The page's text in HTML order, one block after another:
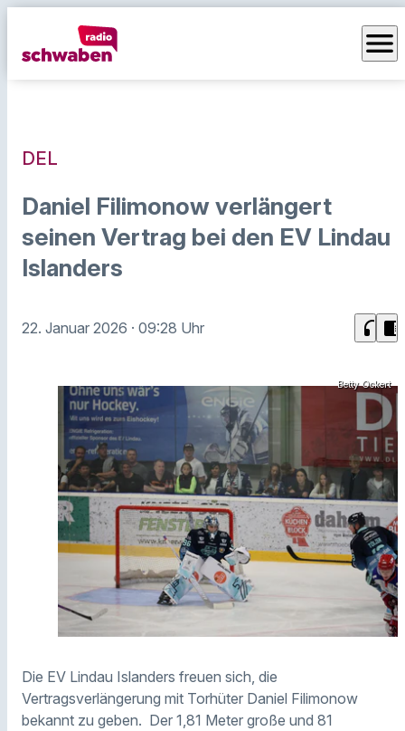
menu
DEL
Daniel Filimonow verlängert
seinen Vertrag bei den EV Lindau
Islanders
22. Januar 2026 · 09:28 Uhr headphones chrome_reader_mode
Betty Ockert
Die EV Lindau Islanders freuen sich, die
Vertragsverlängerung mit Torhüter Daniel Filimonow
bekannt zu geben. Der 1,81 Meter große und 81